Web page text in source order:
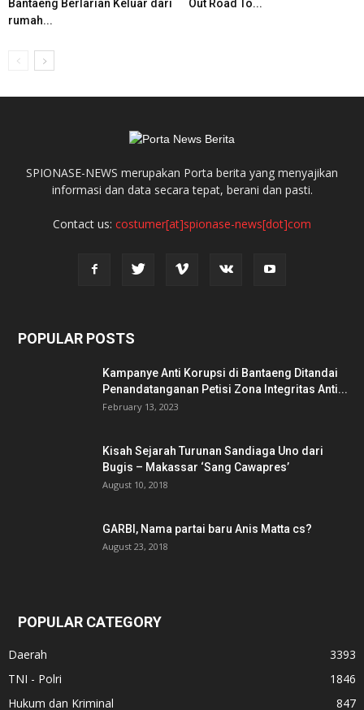
Bantaeng Berlarian Keluar dari
rumah...
Out Road To...
SPIONASE-NEWS merupakan Porta berita yang menyajikan
informasi dan data secara tepat, berani dan pasti.
Contact us: costumer[at]spionase-news[dot]com
POPULAR POSTS
Kampanye Anti Korupsi di Bantaeng Ditandai
Penandatanganan Petisi Zona Integritas Anti...
February 13, 2023
Kisah Sejarah Turunan Sandiaga Uno dari
Bugis – Makassar ‘Sang Cawapres’
August 10, 2018
GARBI, Nama partai baru Anis Matta cs?
August 23, 2018
POPULAR CATEGORY
Daerah
3393
TNI - Polri
1846
Hukum dan Kriminal
847